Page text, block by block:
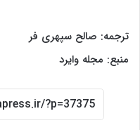
ترجمه: صالح سپهری فر
منبع: مجله وایرد